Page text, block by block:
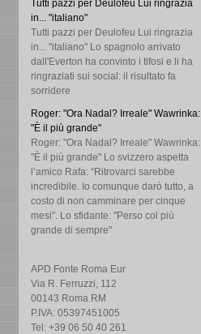
Tutti pazzi per Deulofeu Lui ringrazia
in... "italiano"
Tutti pazzi per Deulofeu Lui ringrazia
in... "italiano" Lo spagnolo arrivato
dall'Everton ha convinto i tifosi e li ha
ringraziati sui social: il risultato fa
sorridere
Roger: "Ora Nadal? Irreale" Wawrinka:
"È il più grande"
Roger: "Ora Nadal? Irreale" Wawrinka:
"È il più grande" Lo svizzero aspetta
l’amico Rafa: “Ritrovarci sarebbe
incredibile. Io comunque darò tutto, a
costo di non camminare per cinque
mesi”. Lo sfidante: "Perso col più
grande di sempre"
APD Fonte Roma Eur
Via R. Ferruzzi, 112
00143 Roma RM
P.IVA: 05397451005
Tel: +39 06 50 40 261